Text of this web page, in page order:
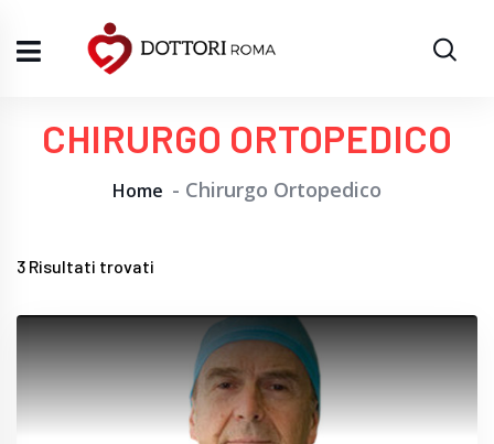
CHIRURGO ORTOPEDICO
Home Chirurgo Ortopedico
3 Risultati trovati